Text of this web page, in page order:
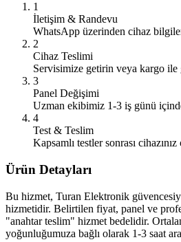
1
İletişim & Randevu
WhatsApp üzerinden cihaz
2
Cihaz Teslimi
Servisimize getirin veya kargo ile
3
Panel Değişimi
Uzman ekibimiz 1-3 iş günü
4
Test & Teslim
Kapsamlı testler sonrası
Ürün Detayları
Bu hizmet, Turan Elektronik
hizmetidir. Belirtilen fiyat, panel ve
"anahtar teslim" hizmet bedelidir.
yoğunluğumuza bağlı olarak 1-3 saat